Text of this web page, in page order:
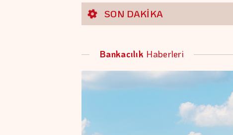
SON DAKİKA
Bankacılık Haberleri